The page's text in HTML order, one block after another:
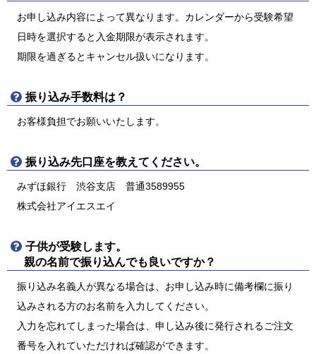
お申し込み内容によって異なります。カレンダーから受験希望
日時を選択すると入金期限が表示されます。
期限を過ぎるとキャンセル扱いになります。
振り込み手数料は？
お客様負担でお願いいたします。
振り込み先口座を教えてください。
みずほ銀行 渋谷支店 普通3589955
株式会社アイエスエイ
子供が受験します。
親の名前で振り込んでも良いですか？
振り込み名義人が異なる場合は、お申し込み時に備考欄に振り
込みされる方のお名前を入力してください。
入力を忘れてしまった場合は、申し込み後に発行されるご注文
番号を入れていただければ確認ができます。